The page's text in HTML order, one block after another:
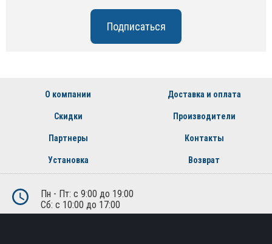
О компании Доставка и оплата
Скидки Производители
Партнеры Контакты
Установка Возврат
Пн - Пт: с 9:00 до 19:00
Сб: с 10:00 до 17:00